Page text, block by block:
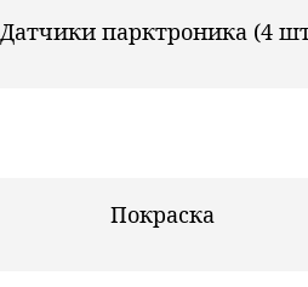
Датчики парктроника (4
Покраска